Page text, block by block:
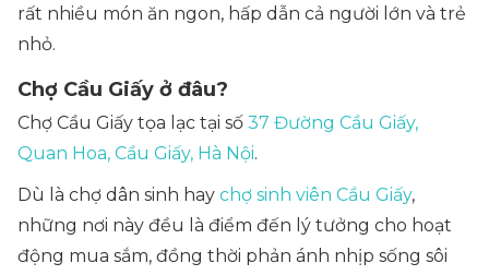
rất nhiều món ăn ngon, hấp dẫn cả người lớn và trẻ
nhỏ.
Chợ Cầu Giấy ở đâu?
Chợ Cầu Giấy tọa lạc tại số 37 Đường Cầu Giấy,
Quan Hoa, Cầu Giấy, Hà Nội.
Dù là chợ dân sinh hay chợ sinh viên Cầu Giấy,
những nơi này đều là điểm đến lý tưởng cho hoạt
động mua sắm, đồng thời phản ánh nhịp sống sôi